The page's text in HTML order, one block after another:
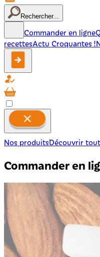
Rechercher...
Commander en ligne
recettesActu Croquantes !
Nos produitsDécouvrir
Commander en